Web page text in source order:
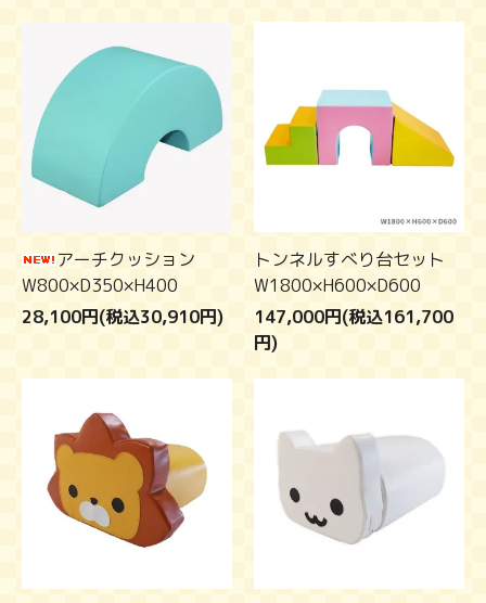
アーチクッション
W800×D350×H400
28,100円(税込30,910円)
トンネルすべり台セット
W1800×H600×D600
147,000円(税込161,700
円)